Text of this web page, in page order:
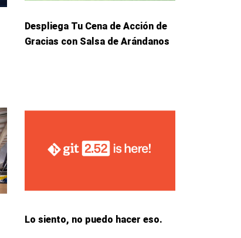
Despliega Tu Cena de Acción de
Gracias con Salsa de Arándanos
Lo siento, no puedo hacer eso.